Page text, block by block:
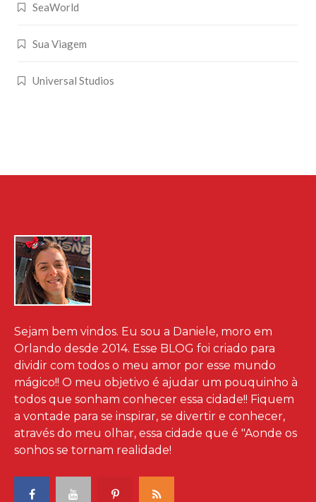
SeaWorld
Sua Viagem
Universal Studios
Sejam bem vindos. Eu sou a Daniele, moro em
Orlando desde 2014. Esse BLOG foi criado para
dividir com todos o meu amor por esse mundo
mágico!! O meu objetivo é ajudar um pouquinho à
todos que sonham conhecer essa cidade!! Fiquem
a vontade para se inspirar, se divertir e conhecer,
através do meu olhar, essa cidade que é "Aonde os
sonhos se tornam realidade!